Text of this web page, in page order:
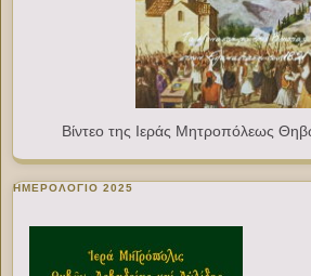
Βίντεο της Ιεράς Μητροπόλεως
ΗΜΕΡΟΛΟΓΙΟ 2025